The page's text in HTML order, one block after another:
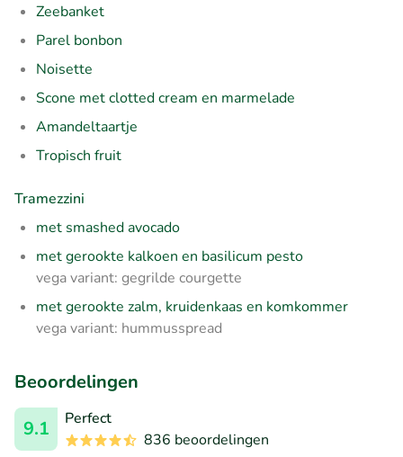
Zeebanket
Parel bonbon
Noisette
Scone met clotted cream en marmelade
Amandeltaartje
Tropisch fruit
Tramezzini
met smashed avocado
met gerookte kalkoen en basilicum pesto
vega variant: gegrilde courgette
met gerookte zalm, kruidenkaas en komkommer
vega variant: hummusspread
Beoordelingen
9.1
Perfect
836 beoordelingen